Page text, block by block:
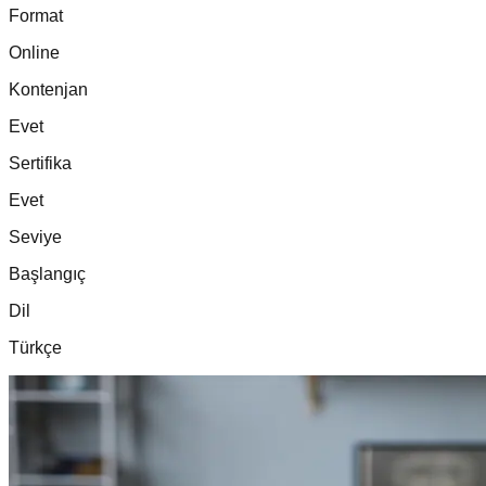
Format
Online
Kontenjan
Evet
Sertifika
Evet
Seviye
Başlangıç
Dil
Türkçe